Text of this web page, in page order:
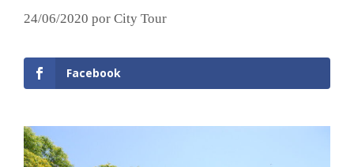
24/06/2020 por City Tour
Facebook